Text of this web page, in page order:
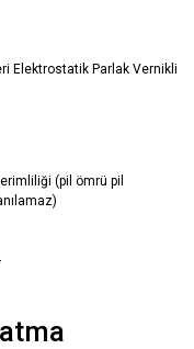
Elektrostatik Parlak Vernikli
(pil ömrü pil